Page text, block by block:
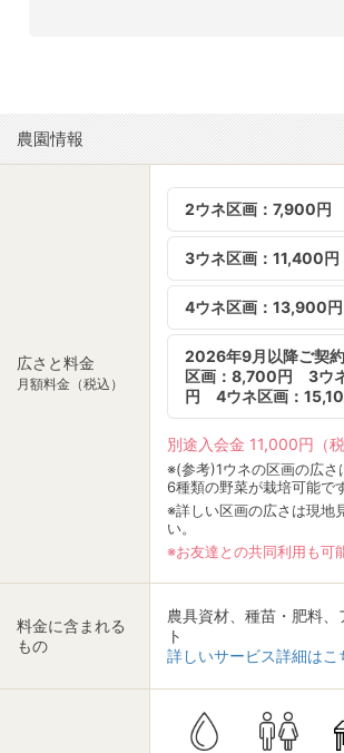
農園情報
広さと料金
月額料金（税込）
2ウネ区画：7,900円
3ウネ区画：11,400円
4ウネ区画：13,900円
2026年9月以降ご契
区画：8,700円 3ウ
円 4ウネ区画：
別途入会金 11,000円（税
※(参考)1ウネの区画の広さ
6種類の野菜が栽培可能で
※詳しい区画の広さは現地
い。
※お友達との共同利用も可
料金に含まれる
もの
農具資材、種苗・肥料
ト
詳しいサービス詳細はこ